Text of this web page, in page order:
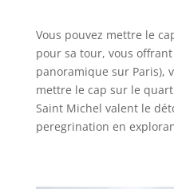
Vous pouvez mettre le
pour sa tour, vous
panoramique sur Paris),
mettre le cap sur le
Saint Michel valent le
peregrination en